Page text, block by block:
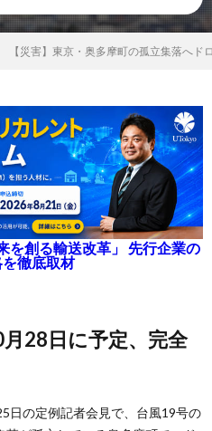
【災害】東京・奥多摩町の孤立集落へド
を創る輸送改革」 先行企業の
徹底取材
日の定例記者会見で、台風19号の